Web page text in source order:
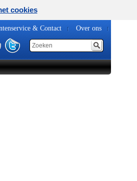
& Contact Over ons
cookies